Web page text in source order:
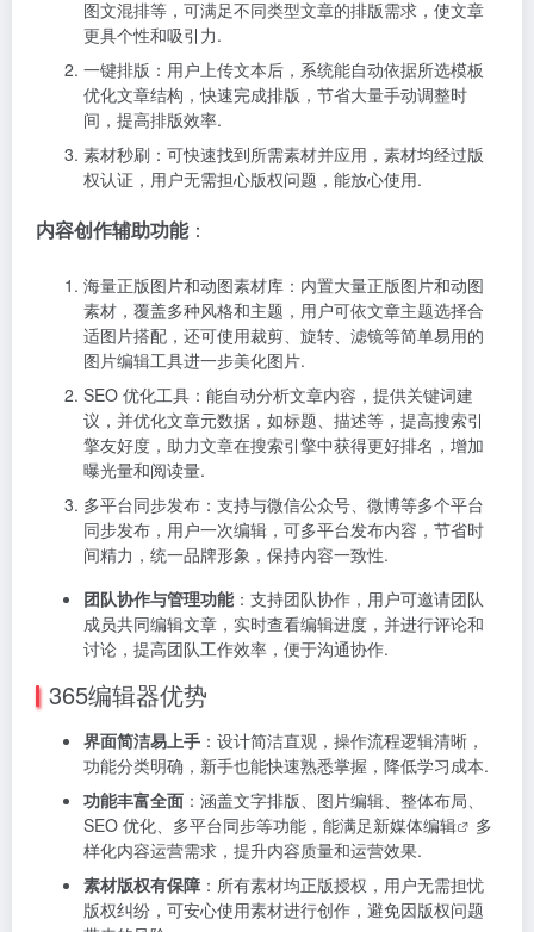
图文混排等，可满足不同类型文章的排版需求，使文章
更具个性和吸引力.
一键排版：用户上传文本后，系统能自动依据所选模板
优化文章结构，快速完成排版，节省大量手动调整时
间，提高排版效率.
素材秒刷：可快速找到所需素材并应用，素材均经过版
权认证，用户无需担心版权问题，能放心使用.
内容创作辅助功能：
海量正版图片和动图素材库：内置大量正版图片和动图
素材，覆盖多种风格和主题，用户可依文章主题选择合
适图片搭配，还可使用裁剪、旋转、滤镜等简单易用的
图片编辑工具进一步美化图片.
SEO 优化工具：能自动分析文章内容，提供关键词建
议，并优化文章元数据，如标题、描述等，提高搜索引
擎友好度，助力文章在搜索引擎中获得更好排名，增加
曝光量和阅读量.
多平台同步发布：支持与微信公众号、微博等多个平台
同步发布，用户一次编辑，可多平台发布内容，节省时
间精力，统一品牌形象，保持内容一致性.
团队协作与管理功能：支持团队协作，用户可邀请团队
成员共同编辑文章，实时查看编辑进度，并进行评论和
讨论，提高团队工作效率，便于沟通协作.
365编辑器优势
界面简洁易上手 ：设计简洁直观，操作流程逻辑清晰，
功能分类明确，新手也能快速熟悉掌握，降低学习成本.
功能丰富全面 ：涵盖文字排版、图片编辑、整体布局、
SEO 优化、多平台同步等功能，能满足新媒体编辑
多
样化内容运营需求，提升内容质量和运营效果.
素材版权有保障 ：所有素材均正版授权，用户无需担忧
版权纠纷，可安心使用素材进行创作，避免因版权问题